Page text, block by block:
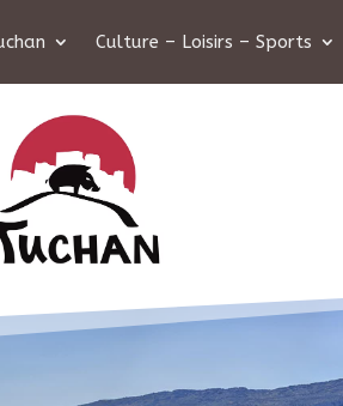
Culture – Loisirs – Sports